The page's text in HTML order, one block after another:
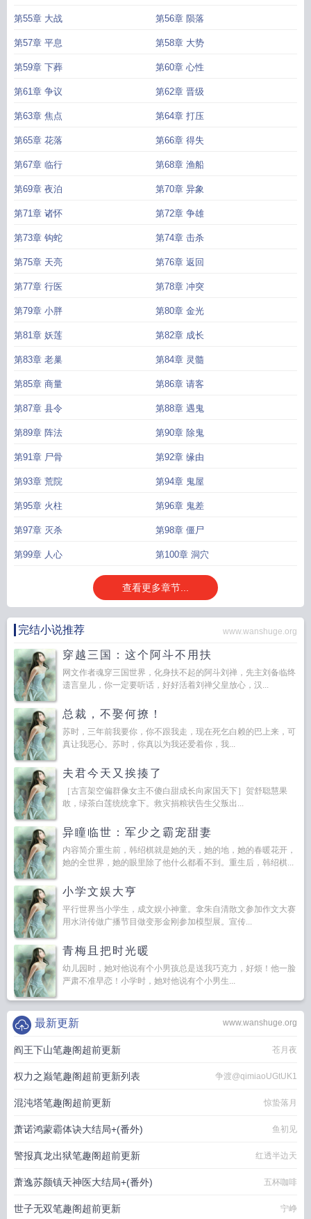
第55章 大战 第56章 陨落
第57章 平息 第58章 大势
第59章 下葬 第60章 心性
第61章 争议 第62章 晋级
第63章 焦点 第64章 打压
第65章 花落 第66章 得失
第67章 临行 第68章 渔船
第69章 夜泊 第70章 异象
第71章 诸怀 第72章 争雄
第73章 钩蛇 第74章 击杀
第75章 天亮 第76章 返回
第77章 行医 第78章 冲突
第79章 小胖 第80章 金光
第81章 妖莲 第82章 成长
第83章 老巢 第84章 灵髓
第85章 商量 第86章 请客
第87章 县令 第88章 遇鬼
第89章 阵法 第90章 除鬼
第91章 尸骨 第92章 缘由
第93章 荒院 第94章 鬼屋
第95章 火柱 第96章 鬼差
第97章 灭杀 第98章 僵尸
第99章 人心 第100章 洞穴
查看更多章节...
完结小说推荐 www.wanshuge.org
穿越三国：这个阿斗不用扶
网文作者魂穿三国世界，化身扶不起的阿斗刘禅，先主刘备临终
遗言皇儿，你一定要听话，好好活着刘禅父皇放心，汉...
总裁，不娶何撩！
苏时，三年前我要你，你不跟我走，现在死乞白赖的巴上来，可
真让我恶心。苏时，你真以为我还爱着你，我...
夫君今天又挨揍了
［古言架空偏群像女主不傻白甜成长向家国天下］贺舒聪慧果
敢，绿茶白莲统统拿下。救灾捐粮状告生父叛出...
异瞳临世：军少之霸宠甜妻
内容简介重生前，韩绍棋就是她的天，她的地，她的春暖花开，
她的全世界，她的眼里除了他什么都看不到。重生后，韩绍棋...
小学文娱大亨
平行世界当小学生，成文娱小神童。拿朱自清散文参加作文大赛
用水浒传做广播节目做变形金刚参加模型展。宣传...
青梅且把时光暖
幼儿园时，她对他说有个小男孩总是送我巧克力，好烦！他一脸
严肃不准早恋！小学时，她对他说有个小男生...
www.wanshuge.org
最新更新
阎王下山笔趣阁超前更新 苍月夜
权力之巅笔趣阁超前更新列表 争渡@qimiaoUGtUK1
混沌塔笔趣阁超前更新 惊蛰落月
萧诺鸿蒙霸体诀大结局+(番外) 鱼初见
警报真龙出狱笔趣阁超前更新 红透半边天
萧逸苏颜镇天神医大结局+(番外) 五杯咖啡
世子无双笔趣阁超前更新 宁峥